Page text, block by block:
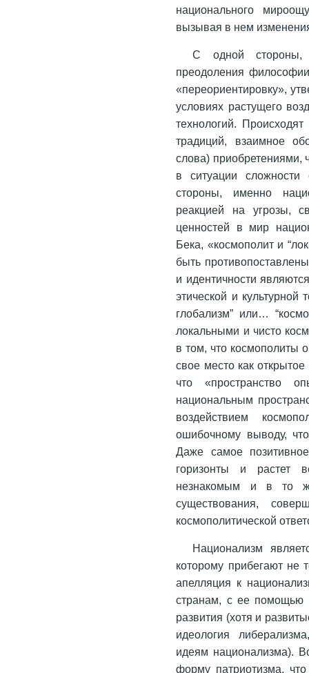
национального
вызывая в нем
С одной стороны,
преодоления
«переориентировку»,
условиях растущего
технологий.
традиций, взаимное
слова) приобретениями,
в ситуации
стороны, именно
реакцией на угрозы,
ценностей в мир
Бека, «космополит и
быть
и идентичности
этической и культурной
глобализм” или…
локальными и чисто
в том, что космополиты
свое место как
что «пространство
национальным
воздействием
ошибочному выводу,
Даже самое
горизонты и растет
незнакомым и в то
существования,
космополитической
Национализм
которому прибегают не
апелляция к
странам, с ее помощью
развития (хотя и
идеология
идеям национализма).
форму патриотизма,